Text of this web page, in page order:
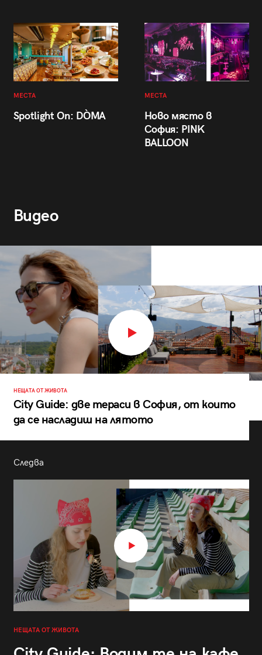
МЕСТА
Spotlight On: DÒMA
МЕСТА
Ново място в
София: PINK
BALLOON
Видео
НЕЩАТА ОТ ЖИВОТА
City Guide: две тераси в София, от които
да се насладиш на лятото
Следва
НЕЩАТА ОТ ЖИВОТА